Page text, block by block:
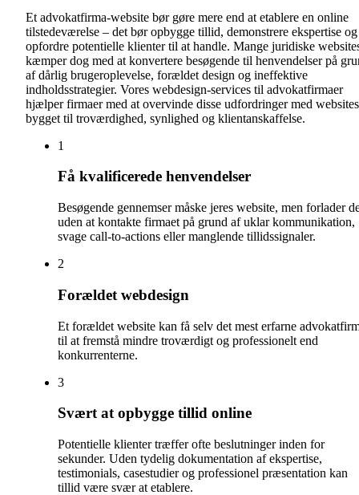
Et advokatfirma-website bør gøre mere end at etablere en online
tilstedeværelse – det bør opbygge tillid, demonstrere ekspertise og
opfordre potentielle klienter til at handle. Mange juridiske
kæmper dog med at konvertere besøgende til henvendelser på
af dårlig brugeroplevelse, forældet design og ineffektive
indholdsstrategier. Vores webdesign-services til advokatfirmaer
hjælper firmaer med at overvinde disse udfordringer med websites
bygget til troværdighed, synlighed og klientanskaffelse.
1
Få kvalificerede henvendelser
Besøgende gennemser måske jeres website, men forlader
uden at kontakte firmaet på grund af uklar kommunikation,
svage call-to-actions eller manglende tillidssignaler.
2
Forældet webdesign
Et forældet website kan få selv det mest erfarne
til at fremstå mindre troværdigt og professionelt end
konkurrenterne.
3
Svært at opbygge tillid online
Potentielle klienter træffer ofte beslutninger inden for
sekunder. Uden tydelig dokumentation af ekspertise,
testimonials, casestudier og professionel præsentation kan
tillid være svær at etablere.